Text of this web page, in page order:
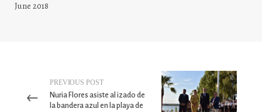
June 2018
PREVIOUS POST
Nuria Flores asiste al izado de
la bandera azul en la playa de